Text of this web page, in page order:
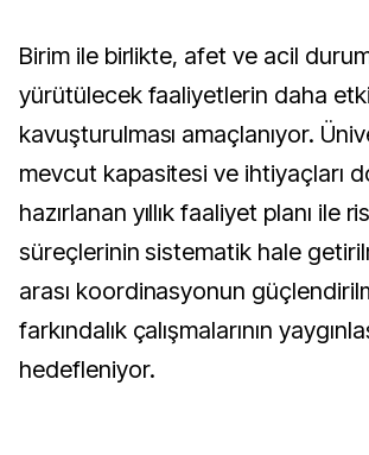
Birim ile birlikte, afet ve acil
yürütülecek faaliyetlerin daha
kavuşturulması amaçlanıyor.
mevcut kapasitesi ve ihtiyaçları
hazırlanan yıllık faaliyet planı ile
süreçlerinin sistematik hale
arası koordinasyonun
farkındalık çalışmalarının
hedefleniyor.